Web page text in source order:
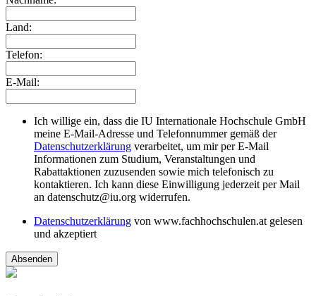
Land:
Telefon:
E-Mail:
Ich willige ein, dass die IU Internationale Hochschule GmbH
meine E-Mail-Adresse und Telefonnummer gemäß der
Datenschutzerklärung verarbeitet, um mir per E-Mail
Informationen zum Studium, Veranstaltungen und
Rabattaktionen zuzusenden sowie mich telefonisch zu
kontaktieren. Ich kann diese Einwilligung jederzeit per Mail
an datenschutz@iu.org widerrufen.
Datenschutzerklärung von www.fachhochschulen.at gelesen
und akzeptiert
Absenden